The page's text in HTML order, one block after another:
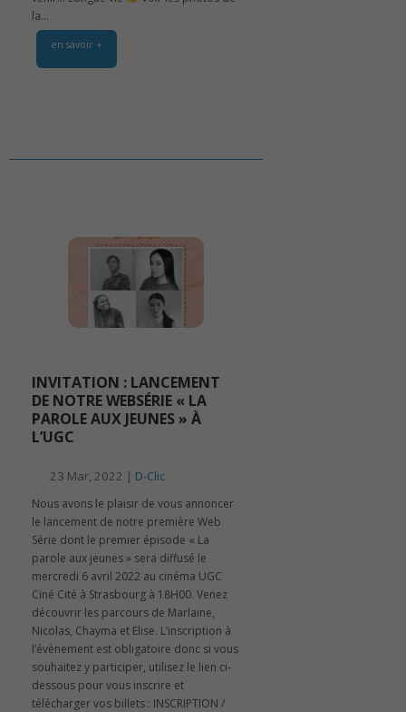
la...
en savoir +
INVITATION : LANCEMENT
DE NOTRE WEBSÉRIE « LA
PAROLE AUX JEUNES » À
L’UGC
23 Mar, 2022 | D-Clic
Nous avons le plaisir de vous annoncer
le lancement de notre première Web
Série dont le premier épisode « La
parole aux jeunes » sera diffusé le
mercredi 6 avril 2022 au cinéma UGC
Ciné Cité à Strasbourg à 18H00. Venez
découvrir les parcours de Marlaine,
Nicolas, Chayma et Elise. L’inscription à
l’évènement est obligatoire donc si vous
souhaitez y participer, utilisez le lien ci-
dessous pour vous inscrire et
télécharger vos billets : INSCRIPTION /